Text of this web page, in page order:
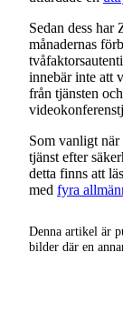
Sedan dess har
månadernas
innebär inte att
från tjänsten
Som vanligt
tjänst efter
detta finns att
med fyra
Denna artikel är
bilder där en